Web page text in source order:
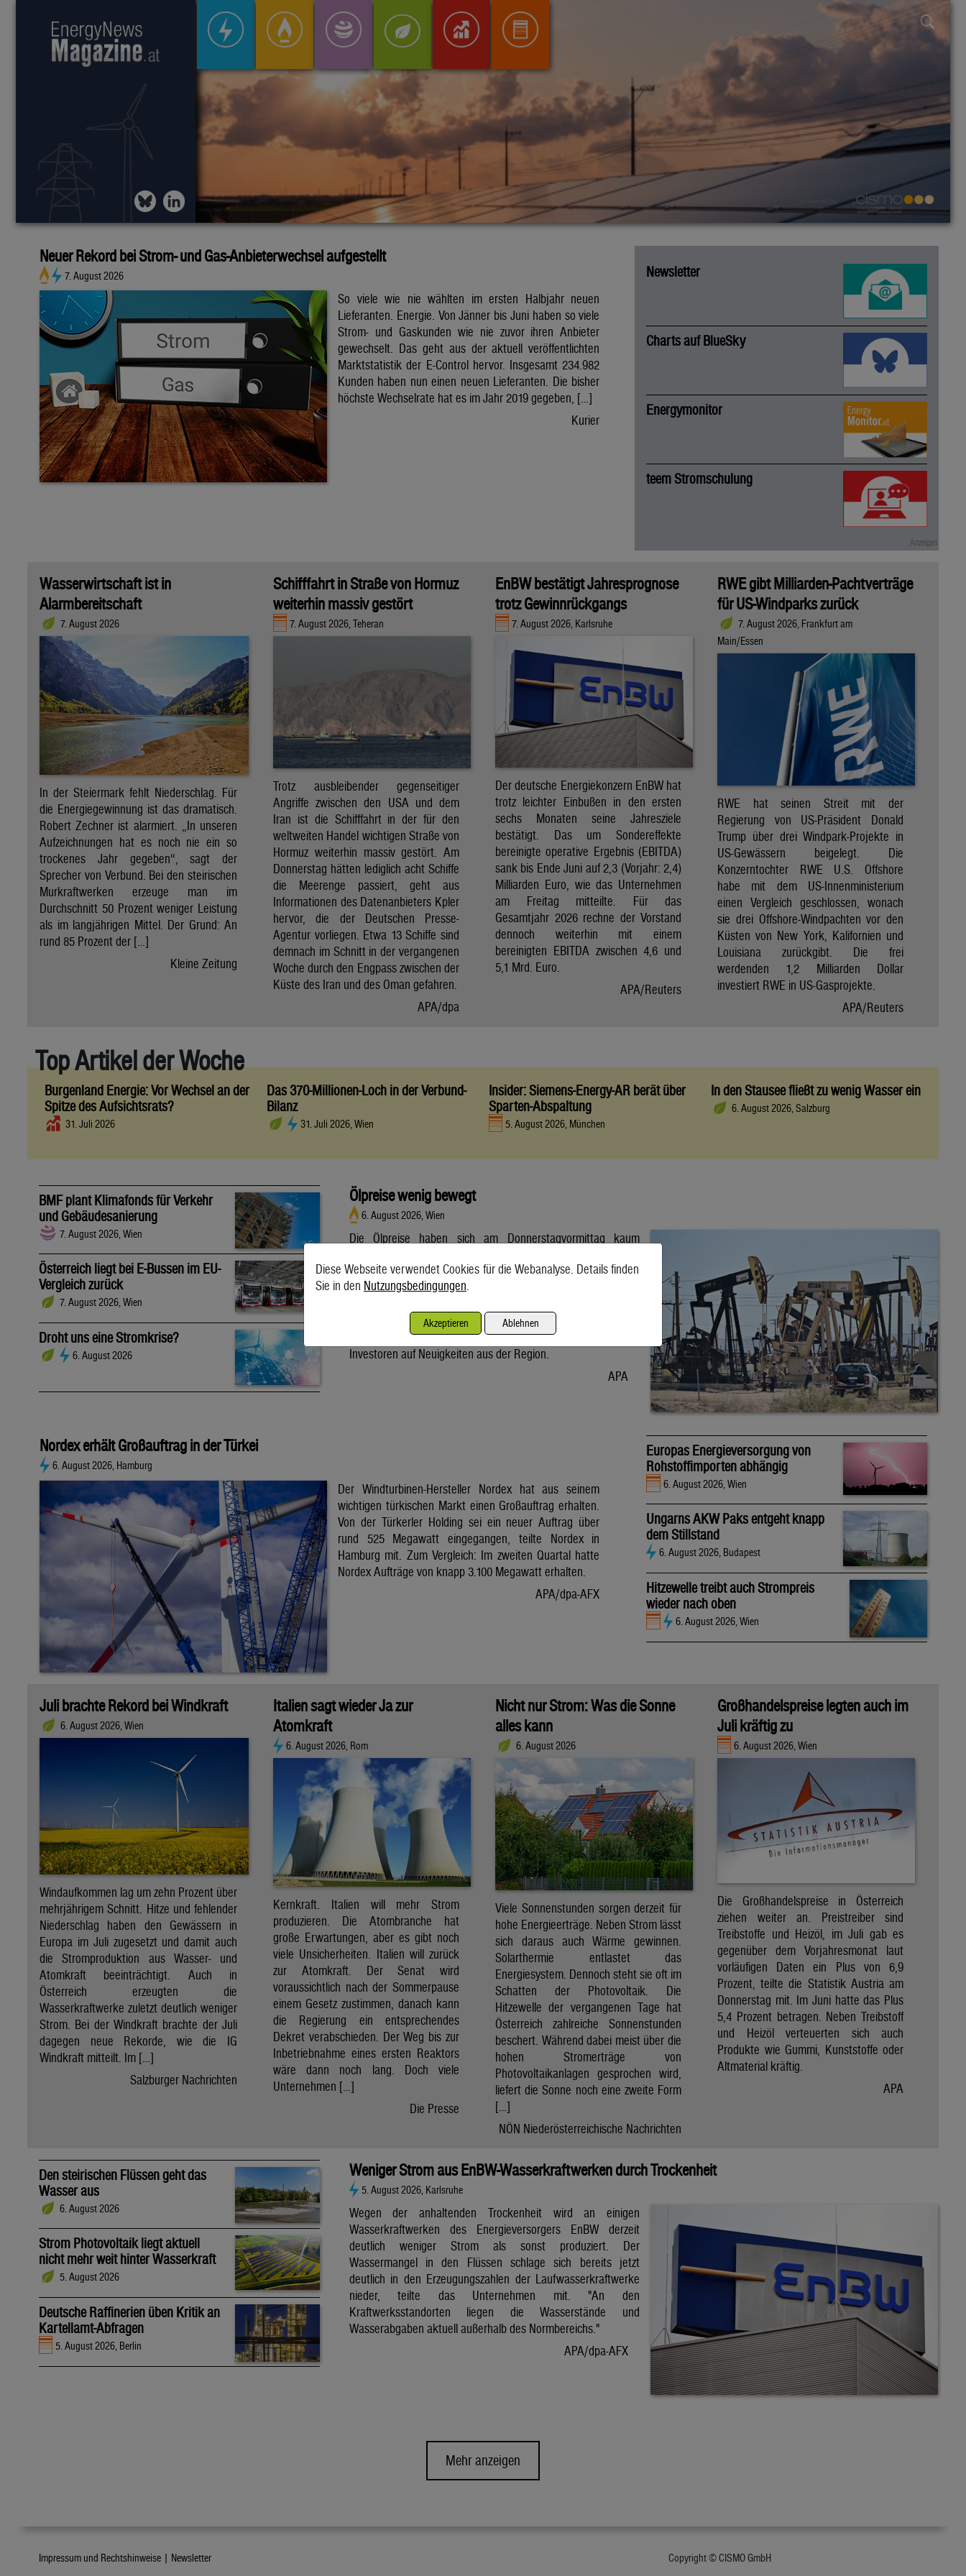
Neuer Rekord bei Strom- und Gas-Anbieterwechsel aufgestellt
7. August 2026
So viele wie nie wählten im ersten Halbjahr neuen
Lieferanten. Energie. Von Jänner bis Juni haben so viele
Strom- und Gaskunden wie nie zuvor ihren Anbieter
gewechselt. Das geht aus der aktuell veröffentlichten
Marktstatistik der E-Control hervor. Insgesamt 234.982
Kunden haben nun einen neuen Lieferanten. Die bisher
höchste Wechselrate hat es im Jahr 2019 gegeben, […]
Kurier
Newsletter
Charts auf BlueSky
Energymonitor
teem Stromschulung
Wasserwirtschaft ist in
Alarmbereitschaft
7. August 2026
In der Steiermark fehlt Niederschlag. Für
die Energiegewinnung ist das dramatisch.
Robert Zechner ist alarmiert. „In unseren
Aufzeichnungen hat es noch nie ein so
trockenes Jahr gegeben“, sagt der
Sprecher von Verbund. Bei den steirischen
Murkraftwerken erzeuge man im
Durchschnitt 50 Prozent weniger Leistung
als im langjährigen Mittel. Der Grund: An
rund 85 Prozent der […]
Kleine Zeitung
Schifffahrt in Straße von Hormuz
weiterhin massiv gestört
7. August 2026, Teheran
Trotz ausbleibender gegenseitiger
Angriffe zwischen den USA und dem
Iran ist die Schifffahrt in der für den
weltweiten Handel wichtigen Straße von
Hormuz weiterhin massiv gestört. Am
Donnerstag hätten lediglich acht Schiffe
die Meerenge passiert, geht aus
Informationen des Datenanbieters Kpler
hervor, die der Deutschen Presse-
Agentur vorliegen. Etwa 13 Schiffe sind
demnach im Schnitt in der vergangenen
Woche durch den Engpass zwischen der
Küste des Iran und des Oman gefahren.
APA/dpa
EnBW bestätigt Jahresprognose
trotz Gewinnrückgangs
7. August 2026, Karlsruhe
Der deutsche Energiekonzern EnBW hat
trotz leichter Einbußen in den ersten
sechs Monaten seine Jahresziele
bestätigt. Das um Sondereffekte
bereinigte operative Ergebnis (EBITDA)
sank bis Ende Juni auf 2,3 (Vorjahr: 2,4)
Milliarden Euro, wie das Unternehmen
am Freitag mitteilte. Für das
Gesamtjahr 2026 rechne der Vorstand
dennoch weiterhin mit einem
bereinigten EBITDA zwischen 4,6 und
5,1 Mrd. Euro.
APA/Reuters
RWE gibt Milliarden-Pachtverträge
für US-Windparks zurück
7. August 2026, Frankfurt am
Main/Essen
RWE hat seinen Streit mit der
Regierung von US-Präsident Donald
Trump über drei Windpark-Projekte in
US-Gewässern beigelegt. Die
Konzerntochter RWE U.S. Offshore
habe mit dem US-Innenministerium
einen Vergleich geschlossen, wonach
sie drei Offshore-Windpachten vor den
Küsten von New York, Kalifornien und
Louisiana zurückgibt. Die frei
werdenden 1,2 Milliarden Dollar
investiert RWE in US-Gasprojekte.
APA/Reuters
Top Artikel der Woche
Burgenland Energie: Vor Wechsel an der
Spitze des Aufsichtsrats?
31. Juli 2026
Das 370-Millionen-Loch in der Verbund-
Bilanz
31. Juli 2026, Wien
Insider: Siemens-Energy-AR berät über
Sparten-Abspaltung
5. August 2026, München
In den Stausee fließt zu wenig Wasser ein
6. August 2026, Salzburg
BMF plant Klimafonds für Verkehr
und Gebäudesanierung
7. August 2026, Wien
Österreich liegt bei E-Bussen im EU-
Vergleich zurück
7. August 2026, Wien
Droht uns eine Stromkrise?
6. August 2026
Ölpreise wenig bewegt
6. August 2026, Wien
Die Ölpreise haben sich am Donnerstagvormittag kaum
Brent aus der Nordsee mit Lieferung Oktober kostete am
Vormittag 79,75 US-Dollar und damit 0,4 Prozent mehr als am
80 Dollar. Unter diese ist er am Dienstag wegen der Hoffnung
auf eine Lösung im Iran-Krieg gesunken. Seitdem warten
Investoren auf Neuigkeiten aus der Region.
APA
Nordex erhält Großauftrag in der Türkei
6. August 2026, Hamburg
Der Windturbinen-Hersteller Nordex hat aus seinem
wichtigen türkischen Markt einen Großauftrag erhalten.
Von der Türkerler Holding sei ein neuer Auftrag über
rund 525 Megawatt eingegangen, teilte Nordex in
Hamburg mit. Zum Vergleich: Im zweiten Quartal hatte
Nordex Aufträge von knapp 3.100 Megawatt erhalten.
APA/dpa-AFX
Europas Energieversorgung von
Rohstoffimporten abhängig
6. August 2026, Wien
Ungarns AKW Paks entgeht knapp
dem Stillstand
6. August 2026, Budapest
Hitzewelle treibt auch Strompreis
wieder nach oben
6. August 2026, Wien
Juli brachte Rekord bei Windkraft
6. August 2026, Wien
Windaufkommen lag um zehn Prozent über
mehrjährigem Schnitt. Hitze und fehlender
Niederschlag haben den Gewässern in
Europa im Juli zugesetzt und damit auch
die Stromproduktion aus Wasser- und
Atomkraft beeinträchtigt. Auch in
Österreich erzeugten die
Wasserkraftwerke zuletzt deutlich weniger
Strom. Bei der Windkraft brachte der Juli
dagegen neue Rekorde, wie die IG
Windkraft mitteilt. Im […]
Salzburger Nachrichten
Italien sagt wieder Ja zur
Atomkraft
6. August 2026, Rom
Kernkraft. Italien will mehr Strom
produzieren. Die Atombranche hat
große Erwartungen, aber es gibt noch
viele Unsicherheiten. Italien will zurück
zur Atomkraft. Der Senat wird
voraussichtlich nach der Sommerpause
einem Gesetz zustimmen, danach kann
die Regierung ein entsprechendes
Dekret verabschieden. Der Weg bis zur
Inbetriebnahme eines ersten Reaktors
wäre dann noch lang. Doch viele
Unternehmen […]
Die Presse
Nicht nur Strom: Was die Sonne
alles kann
6. August 2026
Viele Sonnenstunden sorgen derzeit für
hohe Energieerträge. Neben Strom lässt
sich daraus auch Wärme gewinnen.
Solarthermie entlastet das
Energiesystem. Dennoch steht sie oft im
Schatten der Photovoltaik. Die
Hitzewelle der vergangenen Tage hat
Österreich zahlreiche Sonnenstunden
beschert. Während dabei meist über die
hohen Stromerträge von
Photovoltaikanlagen gesprochen wird,
liefert die Sonne noch eine zweite Form
[…]
NÖN Niederösterreichische Nachrichten
Großhandelspreise legten auch im
Juli kräftig zu
6. August 2026, Wien
Die Großhandelspreise in Österreich
ziehen weiter an. Preistreiber sind
Treibstoffe und Heizöl, im Juli gab es
gegenüber dem Vorjahresmonat laut
vorläufigen Daten ein Plus von 6,9
Prozent, teilte die Statistik Austria am
Donnerstag mit. Im Juni hatte das Plus
5,4 Prozent betragen. Neben Treibstoff
und Heizöl verteuerten sich auch
Produkte wie Gummi, Kunststoffe oder
Altmaterial kräftig.
APA
Den steirischen Flüssen geht das
Wasser aus
6. August 2026
Strom Photovoltaik liegt aktuell
nicht mehr weit hinter Wasserkraft
5. August 2026
Deutsche Raffinerien üben Kritik an
Kartellamt-Abfragen
5. August 2026, Berlin
Weniger Strom aus EnBW-Wasserkraftwerken durch Trockenheit
5. August 2026, Karlsruhe
Wegen der anhaltenden Trockenheit wird an einigen
Wasserkraftwerken des Energieversorgers EnBW derzeit
deutlich weniger Strom als sonst produziert. Der
Wassermangel in den Flüssen schlage sich bereits jetzt
deutlich in den Erzeugungszahlen der Laufwasserkraftwerke
nieder, teilte das Unternehmen mit. "An den
Kraftwerksstandorten liegen die Wasserstände und
Wasserabgaben aktuell außerhalb des Normbereichs."
APA/dpa-AFX
Mehr anzeigen
Impressum und Rechtshinweise | Newsletter Copyright © CISMO GmbH
Diese Webseite verwendet Cookies für die Webanalyse. Details finden
Sie in den Nutzungsbedingungen
Akzeptieren Ablehnen